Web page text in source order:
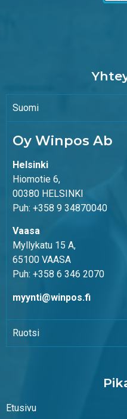
Suomi
Oy Winpos Ab
Helsinki
Hiomotie 6,
00380 HELSINKI
Puh: +358 9 34870040
Vaasa
Myllykatu 15 A,
65100 VAASA
Puh: +358 6 346 2070
myynti@winpos.fi
Ruotsi
Etusivu